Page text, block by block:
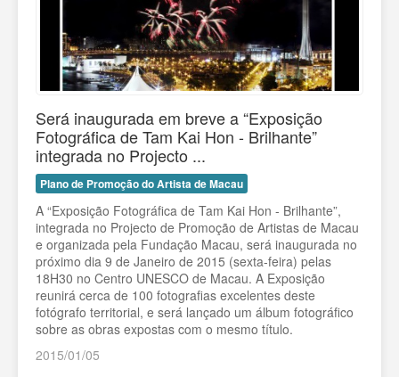
Será inaugurada em breve a “Exposição
Fotográfica de Tam Kai Hon - Brilhante”
integrada no Projecto ...
Plano de Promoção do Artista de Macau
A “Exposição Fotográfica de Tam Kai Hon - Brilhante”,
integrada no Projecto de Promoção de Artistas de Macau
e organizada pela Fundação Macau, será inaugurada no
próximo dia 9 de Janeiro de 2015 (sexta-feira) pelas
18H30 no Centro UNESCO de Macau. A Exposição
reunirá cerca de 100 fotografias excelentes deste
fotógrafo territorial, e será lançado um álbum fotográfico
sobre as obras expostas com o mesmo título.
2015/01/05